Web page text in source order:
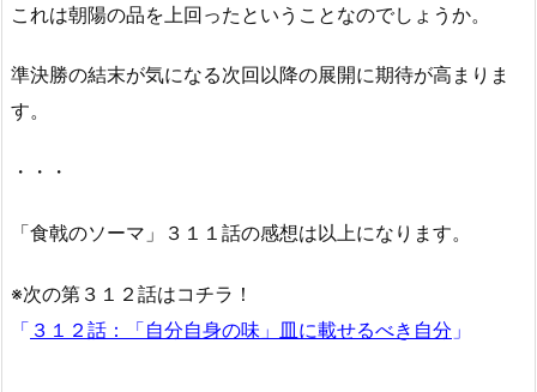
これは朝陽の品を上回ったということなのでしょうか。
準決勝の結末が気になる次回以降の展開に期待が高まりま
す。
・・・
「食戟のソーマ」３１１話の感想は以上になります。
※次の第３１２話はコチラ！
「 ３１２話：「自分自身の味」皿に載せるべき自分 」